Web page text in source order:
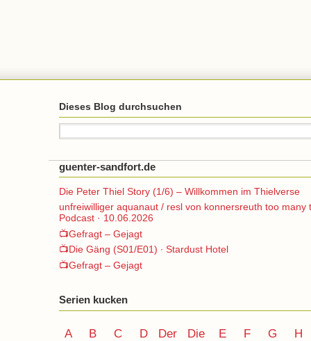
Dieses Blog durchsuchen
guenter-sandfort.de
Die Peter Thiel Story (1/6) – Willkommen im Thielverse
unfreiwilliger aquanaut / resl von konnersreuth too many
Podcast · 10.06.2026
📺Gefragt – Gejagt
📺Die Gäng (S01/E01) ∙ Stardust Hotel
📺Gefragt – Gejagt
Serien kucken
A B C D Der Die E F G
H